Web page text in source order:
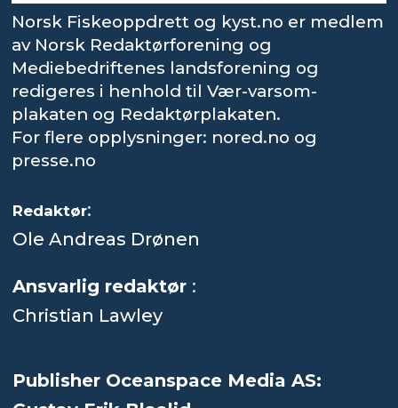
Norsk Fiskeoppdrett og kyst.no er medlem
av Norsk Redaktørforening og
Mediebedriftenes landsforening og
redigeres i henhold til Vær-varsom-
plakaten og Redaktørplakaten.
For flere opplysninger: nored.no og
presse.no
Redaktør:
Ole Andreas Drønen
Ansvarlig redaktør :
Christian Lawley
Publisher Oceanspace Media AS: